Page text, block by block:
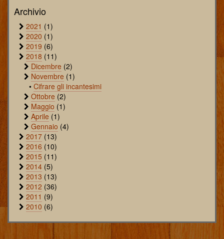
Archivio
2021 (1)
2020 (1)
2019 (6)
2018 (11)
Dicembre (2)
Novembre (1)
• Cifrare gli incantesimi
Ottobre (2)
Maggio (1)
Aprile (1)
Gennaio (4)
2017 (13)
2016 (10)
2015 (11)
2014 (5)
2013 (13)
2012 (36)
2011 (9)
2010 (6)